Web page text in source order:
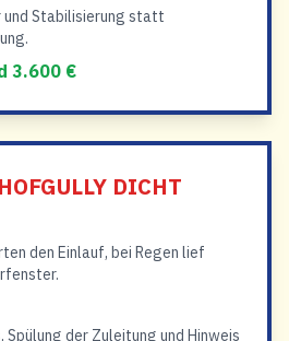
Stabilisierung statt
3.600 €
DICHT
den Einlauf, bei Regen lief
Spülung der Zuleitung und Hinweis